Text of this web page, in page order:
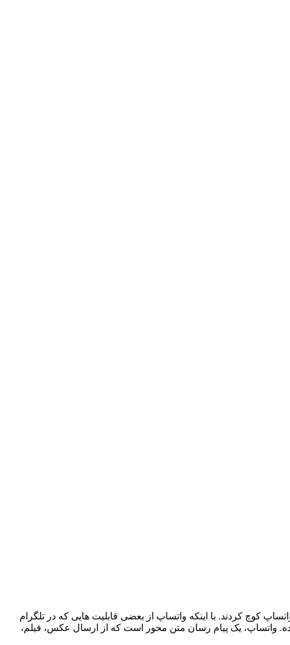
کوچ کردند. با اینکه واتساپ از بعضی قابلیت هایی که در تلگرام
واتساپ، یک پیام رسان متن محور است که از ارسال عکس، فیلم،